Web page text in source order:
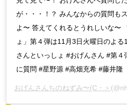
が・・・！？ みんなからの質問も
よ〜 答えてくれるとうれしいな〜
ょ」第４弾は11月3日火曜日のよ
さんといっしょ #おげんさん #第４
に質問 #星野源 #高畑充希 #藤井隆
おげんさんちのねずみ〜(C・＞